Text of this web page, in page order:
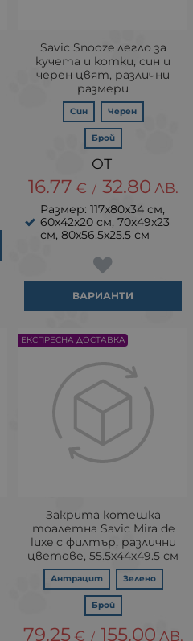
Savic Snooze легло за
кучета и котки, син и
черен цвят, различни
размери
Син Черен
Брой
16.77 € / 32.80 ЛВ.
Размер: 117x80x34 см,
60x42x20 см, 70x49x23
см, 80x56.5x25.5 см
ВАРИАНТИ
Закрита котешка
тоалетна Savic Mira de
luxe с филтър, различни
цветове, 55.5х44х49.5 см
Антрацит Зелено
Брой
79.25 € / 155.00 ЛВ.
ЕКСПРЕСНА ДОСТАВКА